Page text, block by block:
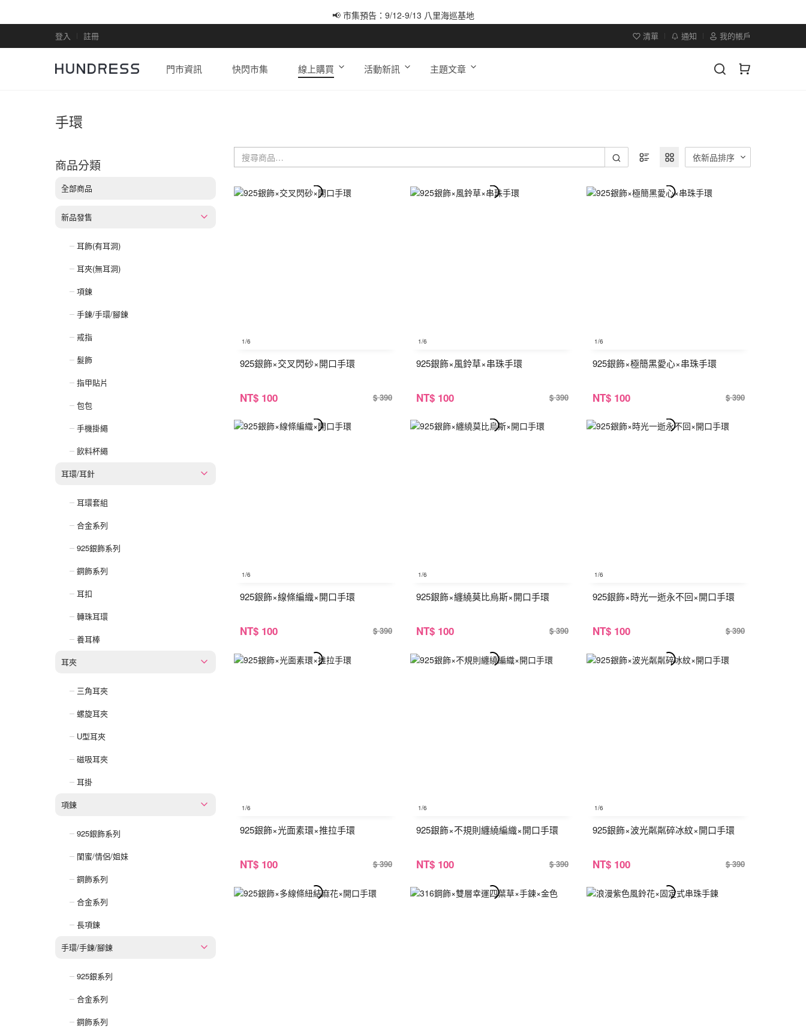
📢 市集預告：9/12-9/13 八里海巡基地
登入 註冊 清單 通知 我的帳戶
門市資訊 快閃市集 線上購買 活動新訊 主題文章
手環
商品分類
全部商品
新品發售
耳飾(有耳洞)
耳夾(無耳洞)
項鍊
手鍊/手環/腳鍊
戒指
髮飾
指甲貼片
包包
手機掛繩
飲料杯繩
耳環/耳針
耳環套組
合金系列
925銀飾系列
鋼飾系列
耳扣
轉珠耳環
養耳棒
耳夾
三角耳夾
螺旋耳夾
U型耳夾
磁吸耳夾
耳掛
項鍊
925銀飾系列
閨蜜/情侶/姐妹
鋼飾系列
合金系列
長項鍊
手環/手鍊/腳鍊
925銀系列
合金系列
鋼飾系列
依新品排序
1/6
925銀飾×交叉閃砂×開口手環
NT$ 100 $ 390
1/6
925銀飾×風鈴草×串珠手環
NT$ 100 $ 390
1/6
925銀飾×極簡黑愛心×串珠手環
NT$ 100 $ 390
1/6
925銀飾×線條編織×開口手環
NT$ 100 $ 390
1/6
925銀飾×纏繞莫比烏斯×開口手環
NT$ 100 $ 390
1/6
925銀飾×時光一逝永不回×開口手環
NT$ 100 $ 390
1/6
925銀飾×光面素環×推拉手環
NT$ 100 $ 390
1/6
925銀飾×不規則纏繞編織×開口手環
NT$ 100 $ 390
1/6
925銀飾×波光粼粼碎冰紋×開口手環
NT$ 100 $ 390